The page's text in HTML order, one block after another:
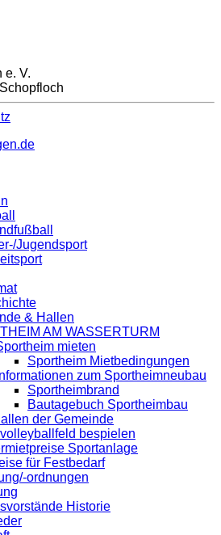
e. V.
Jugendsport
& Hallen
AM WASSERTURM
mieten
Sportheim Mietbedingungen
Informationen zum Sportheimneubau
Sportheimbrand
Bautagebuch Sportheimbau
der Gemeinde
bespielen
Sportanlage
für Festbedarf
ordnungen
Historie